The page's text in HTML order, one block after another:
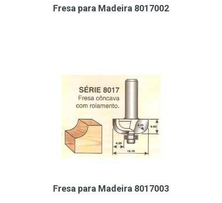
Fresa para Madeira 8017002
Fresa para Madeira 8017003